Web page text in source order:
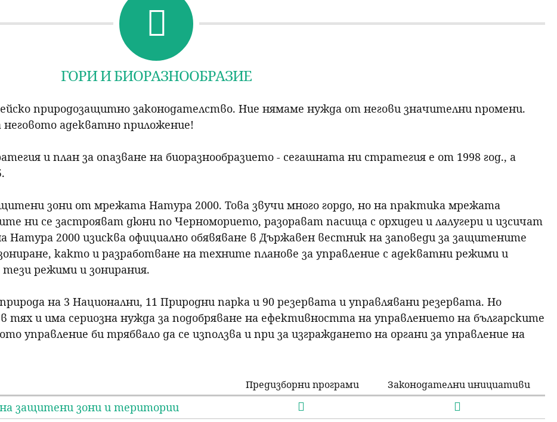
р
н
ГОРИ И БИОРАЗНООБРАЗИЕ
природозащитно законодателство. Ние нямаме нужда от негови значителни промени.
адекватно приложение!
и план за опазване на биоразнообразието - сегашната ни стратегия е от 1998 год., а
зони от мрежата Натура 2000. Това звучи много гордо, но на практика мрежата
ни се застрояват дюни по Черноморието, разорават пасища с орхидеи и лалугери и изсичат
Натура 2000 изисква официално обявяване в Държавен вестник на заповеди за защитените
както и разработване на техните планове за управление с адекватни режими и
тези режими и зонирания.
на 3 Национални, 11 Природни парка и 90 резервата и управлявани резервата. Но
и има сериозна нужда за подобряване на ефективността на управлението на българските
би трябвало да се използва и при за изграждането на органи за управление на
Предизборни програми Законодателни инициативи
защитени зони и територии